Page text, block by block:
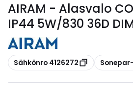
AIRAM - Alasvalo
IP44 5W/830 36D
Kopioi
Sähkönro 4126272 Kopioi